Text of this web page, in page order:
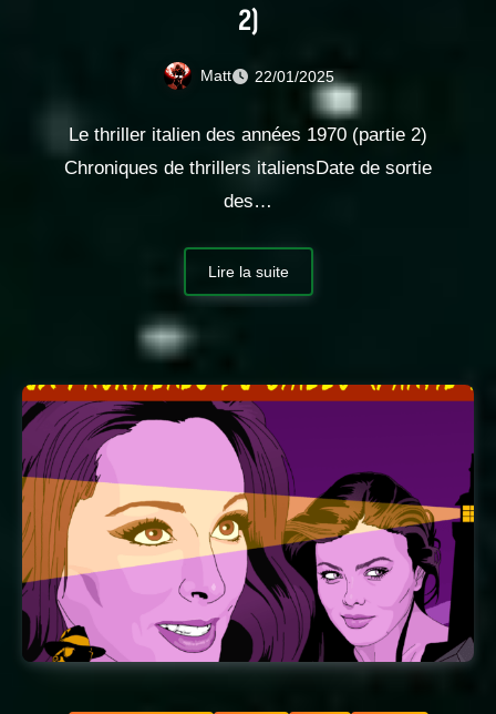
2)
Matt 22/01/2025
Le thriller italien des années 1970 (partie 2)
Chroniques de thrillers italiensDate de sortie
des…
Lire la suite